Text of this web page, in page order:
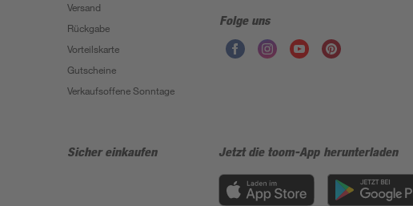
Versand
Rückgabe
Vorteilskarte
Gutscheine
Verkaufsoffene Sonntage
Folge uns
Sicher einkaufen Jetzt die toom-App herunterladen